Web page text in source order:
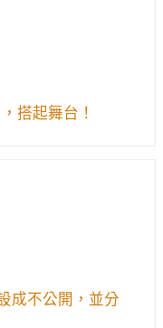
搭起舞台！
成不公開，並分